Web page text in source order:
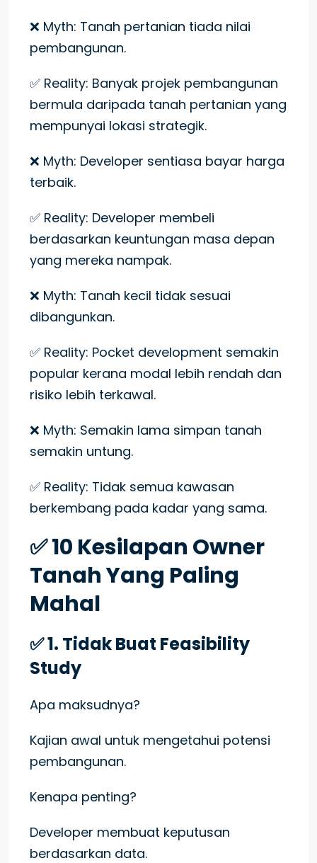
❌ Myth: Tanah pertanian tiada nilai
pembangunan.
✅ Reality: Banyak projek pembangunan
bermula daripada tanah pertanian yang
mempunyai lokasi strategik.
❌ Myth: Developer sentiasa bayar harga
terbaik.
✅ Reality: Developer membeli
berdasarkan keuntungan masa depan
yang mereka nampak.
❌ Myth: Tanah kecil tidak sesuai
dibangunkan.
✅ Reality: Pocket development semakin
popular kerana modal lebih rendah dan
risiko lebih terkawal.
❌ Myth: Semakin lama simpan tanah
semakin untung.
✅ Reality: Tidak semua kawasan
berkembang pada kadar yang sama.
✅ 10 Kesilapan Owner
Tanah Yang Paling
Mahal
✅ 1. Tidak Buat Feasibility
Study
Apa maksudnya?
Kajian awal untuk mengetahui potensi
pembangunan.
Kenapa penting?
Developer membuat keputusan
berdasarkan data.